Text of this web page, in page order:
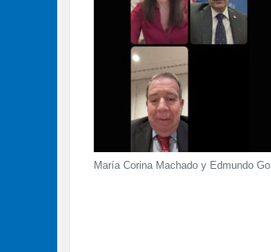
María Corina Machado y Edmundo